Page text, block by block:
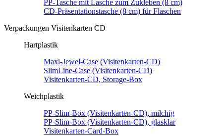
PP-Tasche mit Lasche zum Zukleben (8 cm)
CD-Präsentationstasche (8 cm) für Flaschen
Verpackungen Visitenkarten CD
Hartplastik
Maxi-Jewel-Case (Visitenkarten-CD)
SlimLine-Case (Visitenkarten-CD)
Visitenkarten-CD, Storage-Box
Weichplastik
PP-Slim-Box (Visitenkarten-CD), milchig
PP-Slim-Box (Visitenkarten-CD), glasklar
Visitenkarten-Card-Box